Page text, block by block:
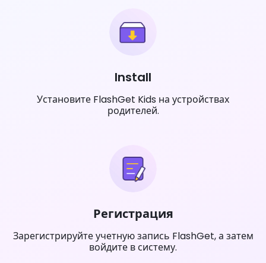
Install
Установите FlashGet Kids на устройствах
родителей.
Регистрация
Зарегистрируйте учетную запись FlashGet, а затем
войдите в систему.